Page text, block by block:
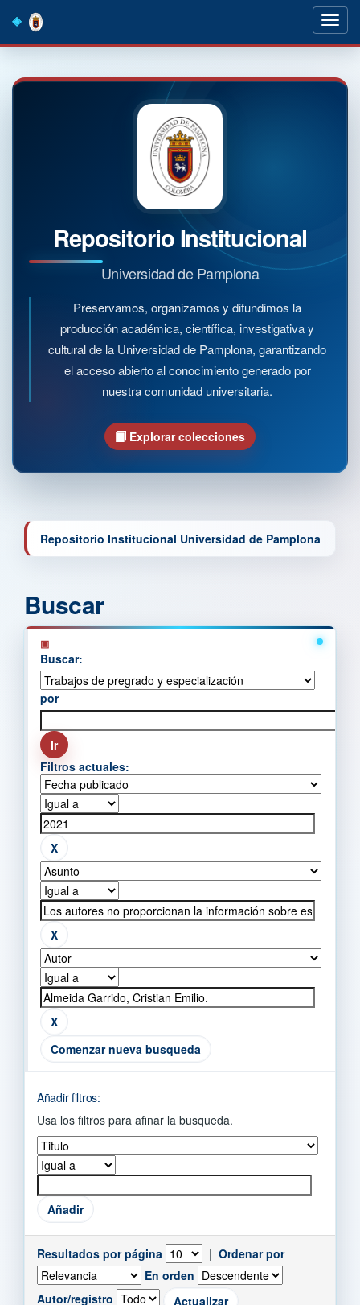
navigation
Repositorio Institucional
Universidad de Pamplona
Preservamos, organizamos y difundimos la
producción académica, científica, investigativa y
cultural de la Universidad de Pamplona, garantizando
el acceso abierto al conocimiento generado por
nuestra comunidad universitaria.
Explorar colecciones
Repositorio Institucional Universidad de Pamplona
Buscar
Buscar:
por
Filtros actuales:
Comenzar nueva busqueda
Añadir filtros:
Usa los filtros para afinar la busqueda.
Resultados por página | Ordenar por
En orden
Autor/registro